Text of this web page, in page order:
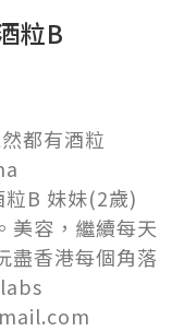
粒B
都有酒粒
粒B 妹妹(2歲)
美容，繼續每天
盡香港每個角落